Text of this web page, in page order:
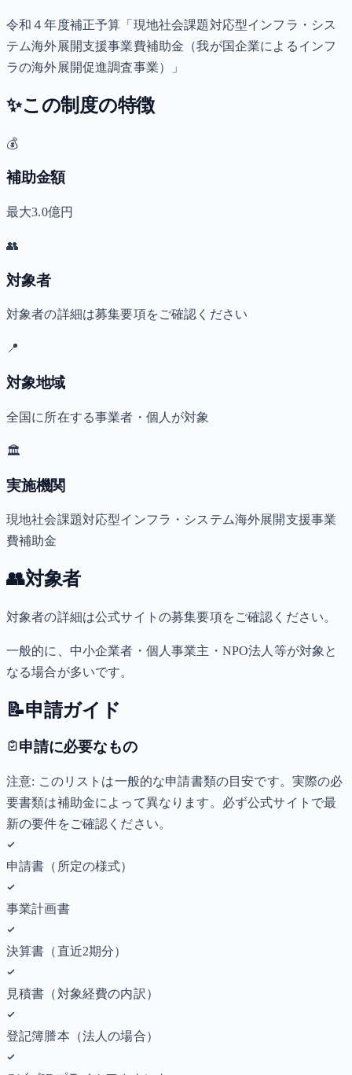
令和４年度補正予算「現地社会課題対応型インフラ・シス
テム海外展開支援事業費補助金（我が国企業によるインフ
ラの海外展開促進調査事業）」
✨この制度の特徴
💰
補助金額
最大3.0億円
👥
対象者
対象者の詳細は募集要項をご確認ください
📍
対象地域
全国に所在する事業者・個人が対象
🏛️
実施機関
現地社会課題対応型インフラ・システム海外展開支援事業
費補助金
👥対象者
対象者の詳細は公式サイトの募集要項をご確認ください。
一般的に、中小企業者・個人事業主・NPO法人等が対象と
なる場合が多いです。
📝申請ガイド
申請に必要なもの
注意: このリストは一般的な申請書類の目安です。実際の必
要書類は補助金によって異なります。必ず公式サイトで最
新の要件をご確認ください。
申請書（所定の様式）
事業計画書
決算書（直近2期分）
見積書（対象経費の内訳）
登記簿謄本（法人の場合）